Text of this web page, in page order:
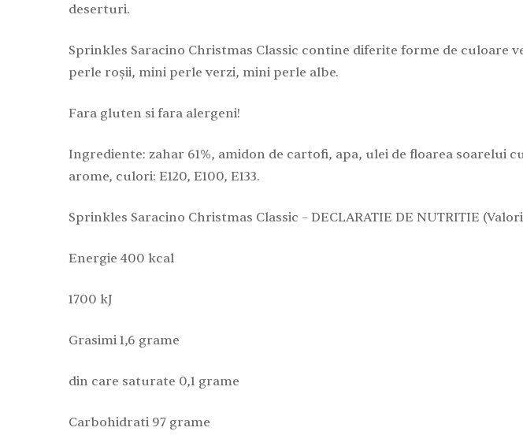
deserturi.
Sprinkles Saracino Christmas Classic contine diferite forme de culoare
perle roșii, mini perle verzi, mini perle albe.
Fara gluten si fara alergeni!
Ingrediente: zahar 61%, amidon de cartofi, apa, ulei de floarea soarelui
arome, culori: E120, E100, E133.
Sprinkles Saracino Christmas Classic – DECLARATIE DE NUTRITIE
Energie 400 kcal
1700 kJ
Grasimi 1,6 grame
din care saturate 0,1 grame
Carbohidrati 97 grame